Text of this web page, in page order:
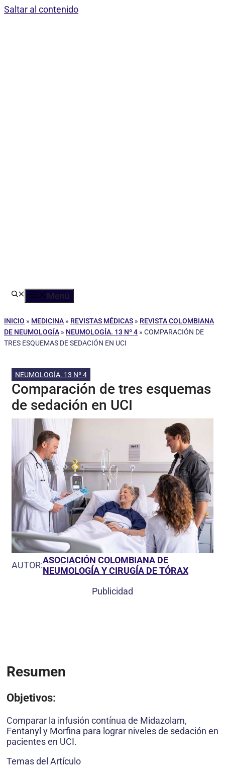
Saltar al contenido
Menú
INICIO » MEDICINA » REVISTAS MÉDICAS » REVISTA COLOMBIANA
DE NEUMOLOGÍA » NEUMOLOGÍA. 13 Nº 4 » COMPARACIÓN DE
TRES ESQUEMAS DE SEDACIÓN EN UCI
NEUMOLOGÍA. 13 Nº 4
Comparación de tres esquemas
de sedación en UCI
AUTOR:ASOCIACIÓN COLOMBIANA DE
NEUMOLOGÍA Y CIRUGÍA DE TÓRAX
Publicidad
Resumen
Objetivos:
Comparar la infusión contínua de Midazolam,
Fentanyl y Morfina para lograr niveles de sedación en
pacientes en UCI.
Temas del Artículo